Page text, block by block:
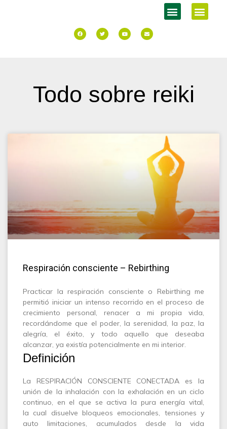
Todo sobre reiki
Respiración consciente – Rebirthing
Practicar la respiración consciente o Rebirthing me
permitió iniciar un intenso recorrido en el proceso de
crecimiento personal, renacer a mi propia vida,
recordándome que el poder, la serenidad, la paz, la
alegría, el éxito, y todo aquello que deseaba
alcanzar, ya existía potencialmente en mi interior.
Definición
La RESPIRACIÓN CONSCIENTE CONECTADA es la
unión de la inhalación con la exhalación en un ciclo
continuo, en el que se activa la pura energía vital,
la cual disuelve bloqueos emocionales, tensiones y
auto limitaciones, acumulados desde la vida